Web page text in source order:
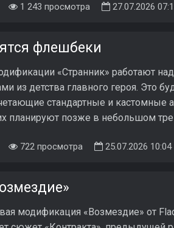
1 243 просмотра 27.07.2026
флешбеки
«Странник» работают
из детства главного героя. Это
стандартные и кастомные
планируют позже в небольшом
722 просмотра 25.07.2026 10:04
модификация «Возмездие» от